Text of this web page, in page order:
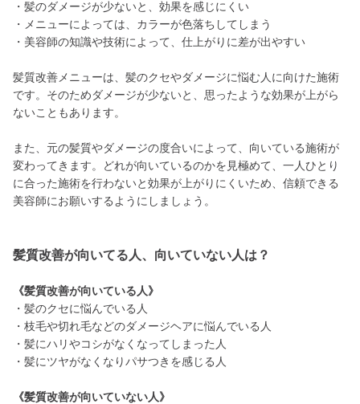
・髪のダメージが少ないと、効果を感じにくい
・メニューによっては、カラーが色落ちしてしまう
・美容師の知識や技術によって、仕上がりに差が出やすい
髪質改善メニューは、髪のクセやダメージに悩む人に向けた施術
です。そのためダメージが少ないと、思ったような効果が上がら
ないこともあります。
また、元の髪質やダメージの度合いによって、向いている施術が
変わってきます。どれが向いているのかを見極めて、一人ひとり
に合った施術を行わないと効果が上がりにくいため、信頼できる
美容師にお願いするようにしましょう。
髪質改善が向いてる人、向いていない人は？
《髪質改善が向いている人》
・髪のクセに悩んでいる人
・枝毛や切れ毛などのダメージヘアに悩んでいる人
・髪にハリやコシがなくなってしまった人
・髪にツヤがなくなりパサつきを感じる人
《髪質改善が向いていない人》